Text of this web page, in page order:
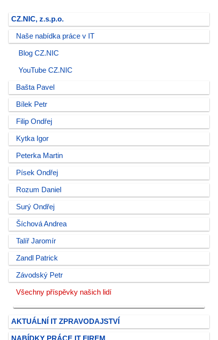
CZ.NIC, z.s.p.o.
Naše nabídka práce v IT
Blog CZ.NIC
YouTube CZ.NIC
Bašta Pavel
Bílek Petr
Filip Ondřej
Kytka Igor
Peterka Martin
Písek Ondřej
Rozum Daniel
Surý Ondřej
Šíchová Andrea
Talíř Jaromír
Zandl Patrick
Závodský Petr
Všechny příspěvky našich lidí
AKTUÁLNÍ IT ZPRAVODAJSTVÍ